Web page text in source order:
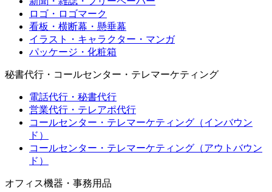
ロゴ・ロゴマーク
看板・横断幕・懸垂幕
イラスト・キャラクター・マンガ
パッケージ・化粧箱
秘書代行・コールセンター・テレマーケティング
電話代行・秘書代行
営業代行・テレアポ代行
コールセンター・テレマーケティング（インバウン
ド）
コールセンター・テレマーケティング（アウトバウン
ド）
オフィス機器・事務用品